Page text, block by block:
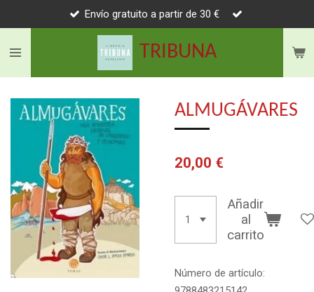
contenido
TRIBUNA
Envío gratuito a partir de 30 €
ALMUGÁVARES
20,00 €
Añadir
al
carrito
Número de artículo: